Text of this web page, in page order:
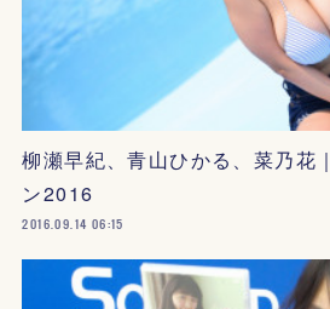
柳瀬早紀、青山ひかる、菜乃花
ン2016
2016.09.14 06:15